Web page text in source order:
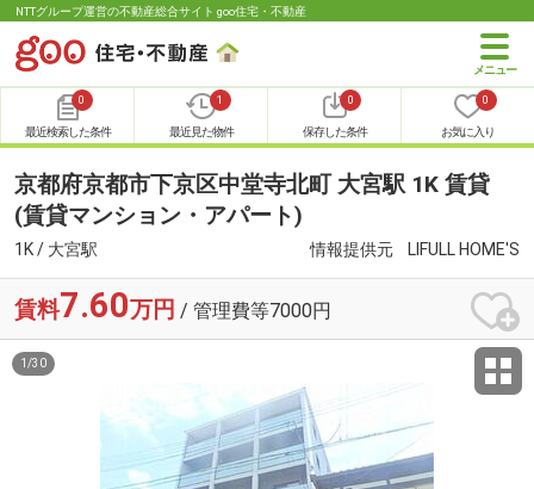
NTTグループ運営の不動産総合サイト goo住宅・不動産
0
最近検索した条件
1
最近見た物件
0
保存した条件
0
お気に入り
京都府京都市下京区中堂寺北町 大宮駅 1K 賃貸
(賃貸マンション・アパート)
1K / 大宮駅 情報提供元 LIFULL HOME'S
賃料7.60万円 / 管理費等7000円
1 /30